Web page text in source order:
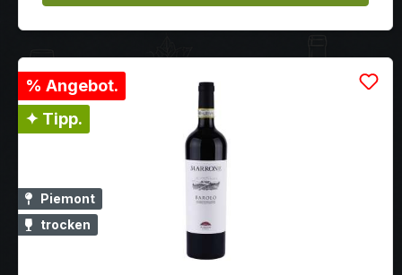
% Angebot.
✦ Tipp.
Piemont
trocken